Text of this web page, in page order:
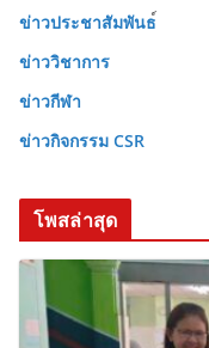
ข่าวประชาสัมพันธ
ข่าววิชาการ
ข่าวกีฬา
ข่าวกิจกรรม CSR
โพสล่าสุด